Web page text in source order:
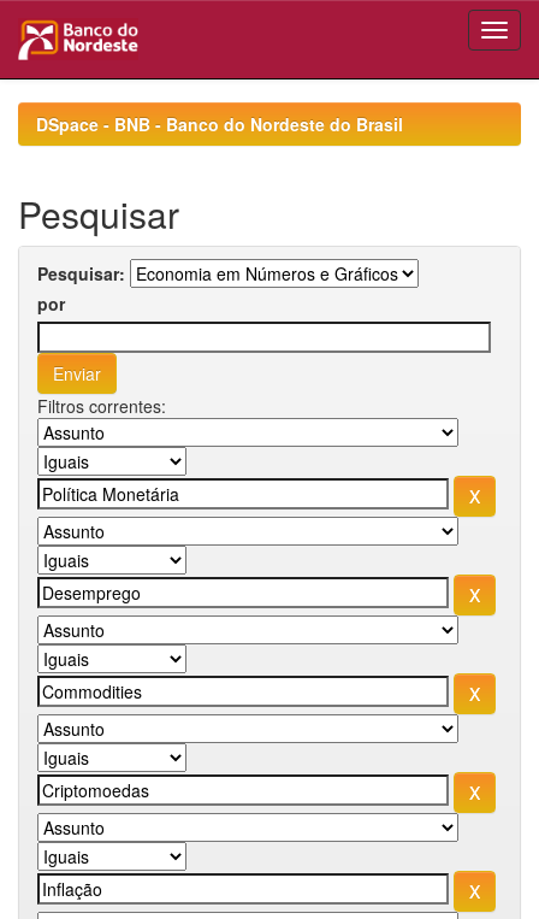
navigationDSpace - BNB - Banco do Nordeste do Brasil
Pesquisar
Pesquisar:
por
Filtros correntes: